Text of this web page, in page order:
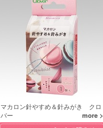
マカロン針やすめ＆針みがき クロ
バー
more >